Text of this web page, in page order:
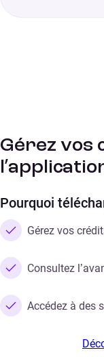
Gérez vos
Pourquoi
Gérez vos
Consultez
Accédez à des